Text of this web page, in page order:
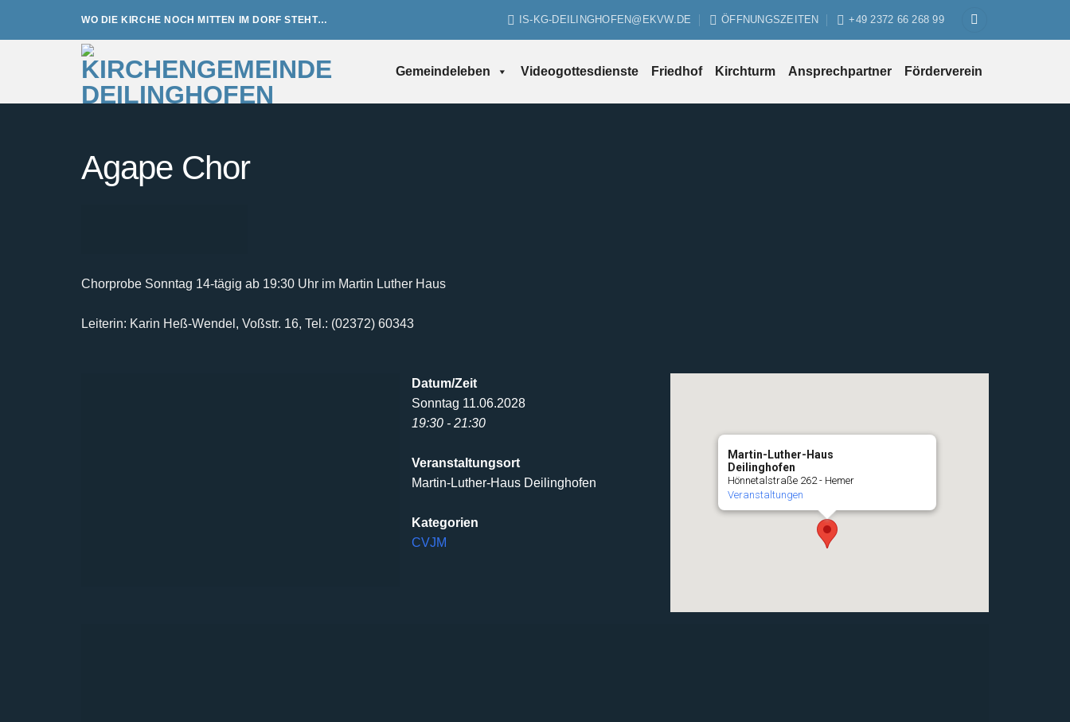
WO DIE KIRCHE NOCH MITTEN IM DORF STEHT… IS-KG-DEILINGHOFEN@EKVW.DE ÖFFNUNGSZEITEN +49 2372 66 268 99
Gemeindeleben Videogottesdienste Friedhof Kirchturm Ansprechpartner Förderverein
Agape Chor
Chorprobe Sonntag 14-tägig ab 19:30 Uhr im Martin Luther Haus
Leiterin: Karin Heß-Wendel, Voßstr. 16, Tel.: (02372) 60343
Martin-Luther-Haus
Deilinghofen
Hönnetalstraße 262 - Hemer
Veranstaltungen
Datum/Zeit
Sonntag 11.06.2028
19:30 - 21:30
Veranstaltungsort
Martin-Luther-Haus Deilinghofen
Kategorien
CVJM